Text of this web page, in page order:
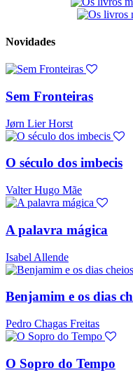
Novidades
Sem Fronteiras
Jørn Lier Horst
O século dos imbecis
Valter Hugo Mãe
A palavra mágica
Isabel Allende
Benjamim e os dias
Pedro Chagas Freitas
O Sopro do Tempo